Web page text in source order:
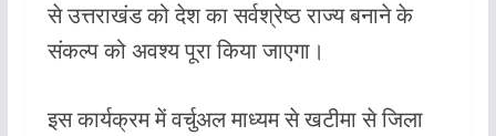
से उत्तराखंड को देश का सर्वश्रेष्ठ राज्य बनाने के
संकल्प को अवश्य पूरा किया जाएगा।
इस कार्यक्रम में वर्चुअल माध्यम से खटीमा से जिला